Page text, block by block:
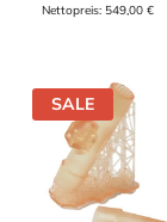
Nettopreis: 549,00 €
SALE